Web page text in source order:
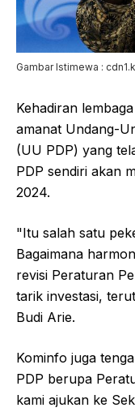
Gambar Istimewa :
Kehadiran
amanat Undang-
(UU PDP) yang
PDP sendiri akan
2024.
"Itu salah satu
Bagaimana
revisi Peraturan
tarik investasi,
Budi Arie.
Kominfo juga
PDP berupa
kami ajukan ke